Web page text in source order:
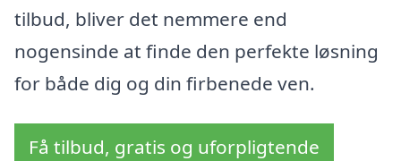
tilbud, bliver det nemmere end
nogensinde at finde den perfekte løsning
for både dig og din firbenede ven.
Få tilbud, gratis og uforpligtende